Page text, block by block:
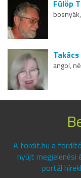
Fülöp
angol,
A fordit.hu a
nyújt megjelenési
portál